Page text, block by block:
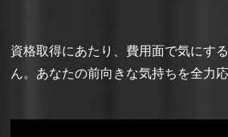
資格取得にあたり、費用面で気にす
ん。あなたの前向きな気持ちを全力応